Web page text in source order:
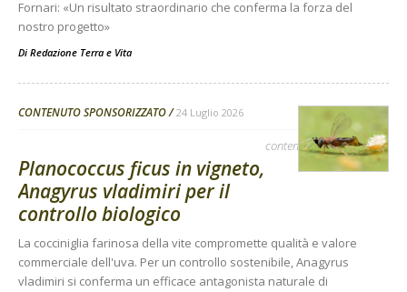
Fornari: «Un risultato straordinario che conferma la forza del
nostro progetto»
Di Redazione Terra e Vita
CONTENUTO SPONSORIZZATO 24 Luglio 2026
contenuto sponsorizzato
Planococcus ficus in vigneto,
Anagyrus vladimiri per il
controllo biologico
La cocciniglia farinosa della vite compromette qualità e valore
commerciale dell'uva. Per un controllo sostenibile, Anagyrus
vladimiri si conferma un efficace antagonista naturale di